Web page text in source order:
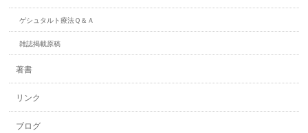
ゲシュタルト療法Ｑ＆Ａ
雑誌掲載原稿
著書
リンク
ブログ